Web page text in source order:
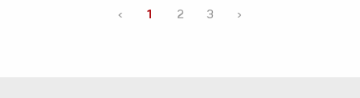
‹ 1 2 3 ›